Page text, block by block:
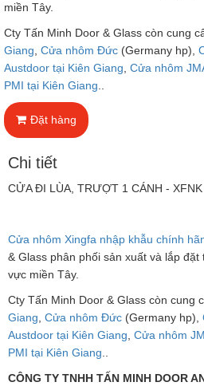
miền Tây.
Cty Tấn Minh Door & Glass còn cung
Giang Cửa nhôm Đức (Germany hp),
Austdoor tại Kiên Giang Cửa nhôm
PMI tại Kiên Giang
Đặt hàng
Chi tiết
CỬA ĐI LÙA, TRƯỢT 1 CÁNH - XFNK
Cửa nhôm Xingfa nhập khẫu chính
& Glass phân phối sản xuất và lắp
vực miền Tây.
Cty Tấn Minh Door & Glass còn cung
Giang Cửa nhôm Đức (Germany hp),
Austdoor tại Kiên Giang Cửa nhôm
PMI tại Kiên Giang
CÔNG TY TNHH TẤN MINH DOOR